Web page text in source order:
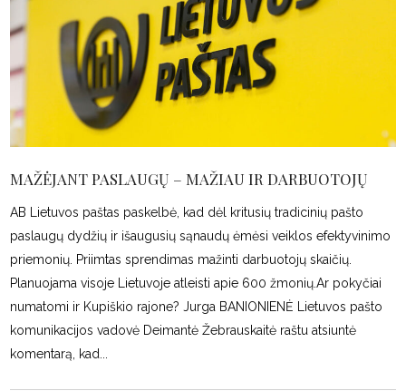
MAŽĖJANT PASLAUGŲ – MAŽIAU IR DARBUOTOJŲ
AB Lietuvos paštas paskelbė, kad dėl kritusių tradicinių pašto
paslaugų dydžių ir išaugusių sąnaudų ėmėsi veiklos efektyvinimo
priemonių. Priimtas sprendimas mažinti darbuotojų skaičių.
Planuojama visoje Lietuvoje atleisti apie 600 žmonių.Ar pokyčiai
numatomi ir Kupiškio rajone? Jurga BANIONIENĖ Lietuvos pašto
komunikacijos vadovė Deimantė Žebrauskaitė raštu atsiuntė
komentarą, kad